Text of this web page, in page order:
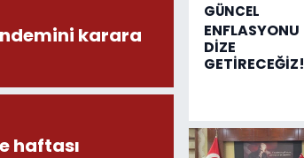
karara
haftası
GÜNCEL
ENFLASYONU
DİZE
GETİRECEĞİZ!